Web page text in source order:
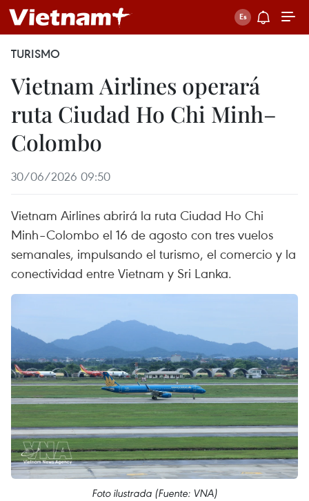
TURISMO
Vietnam Airlines operará
ruta Ciudad Ho Chi Minh–
Colombo
30/06/2026 09:50
Vietnam Airlines abrirá la ruta Ciudad Ho Chi
Minh–Colombo el 16 de agosto con tres vuelos
semanales, impulsando el turismo, el comercio y la
conectividad entre Vietnam y Sri Lanka.
Foto ilustrada (Fuente: VNA)